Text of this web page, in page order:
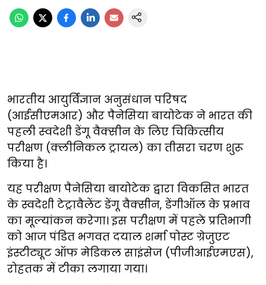
भारतीय आयुर्विज्ञान अनुसंधान परिषद
(आईसीएमआर) और पैनेसिया बायोटेक ने भारत की
पहली स्‍वदेशी डेंगू वैक्‍सीन के लिए चिकित्सीय
परीक्षण (क्लीनिकल ट्रायल) का तीसरा चरण शुरू
किया है।
यह परीक्षण पैनेसिया बायोटेक द्वारा विकसित भारत
के स्वदेशी टेट्रावैलेंट डेंगू वैक्सीन, डेंगीऑल के प्रभाव
का मूल्यांकन करेगा। इस परीक्षण में पहले प्रतिभागी
को आज पंडित भगवत दयाल शर्मा पोस्ट ग्रेजुएट
इंस्टीट्यूट ऑफ मेडिकल साइंसेज (पीजीआईएमएस),
रोहतक में टीका लगाया गया।